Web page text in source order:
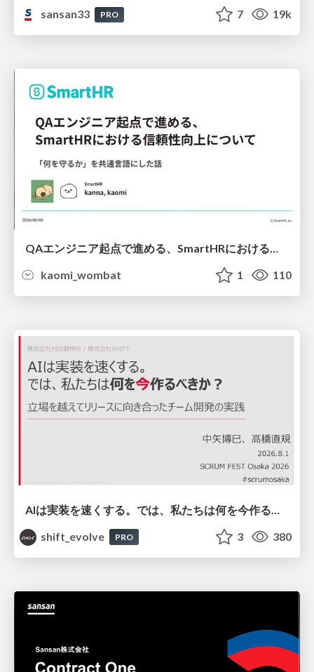
sansan33
PRO 7 19k
QAエンジニア起点で進める、SmartHRにおける信頼性向上について
kaomi_wombat
1 110
shift_evolve
PRO 3 380